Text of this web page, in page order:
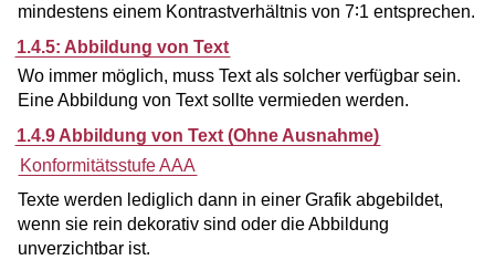
mindestens einem Kontrastverhältnis von 7∶1 entsprechen.
1.4.5: Abbildung von Text
Wo immer möglich, muss Text als solcher verfügbar sein.
Eine Abbildung von Text sollte vermieden werden.
1.4.9 Abbildung von Text (Ohne Ausnahme)
Konformitätsstufe AAA
Texte werden lediglich dann in einer Grafik abgebildet,
wenn sie rein dekorativ sind oder die Abbildung
unverzichtbar ist.